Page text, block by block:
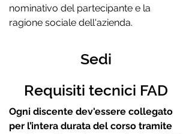
nominativo del partecipante e la
ragione sociale dell'azienda.
Sedi
Requisiti tecnici FAD
Ogni discente dev'essere collegato
per l’intera durata del corso tramite